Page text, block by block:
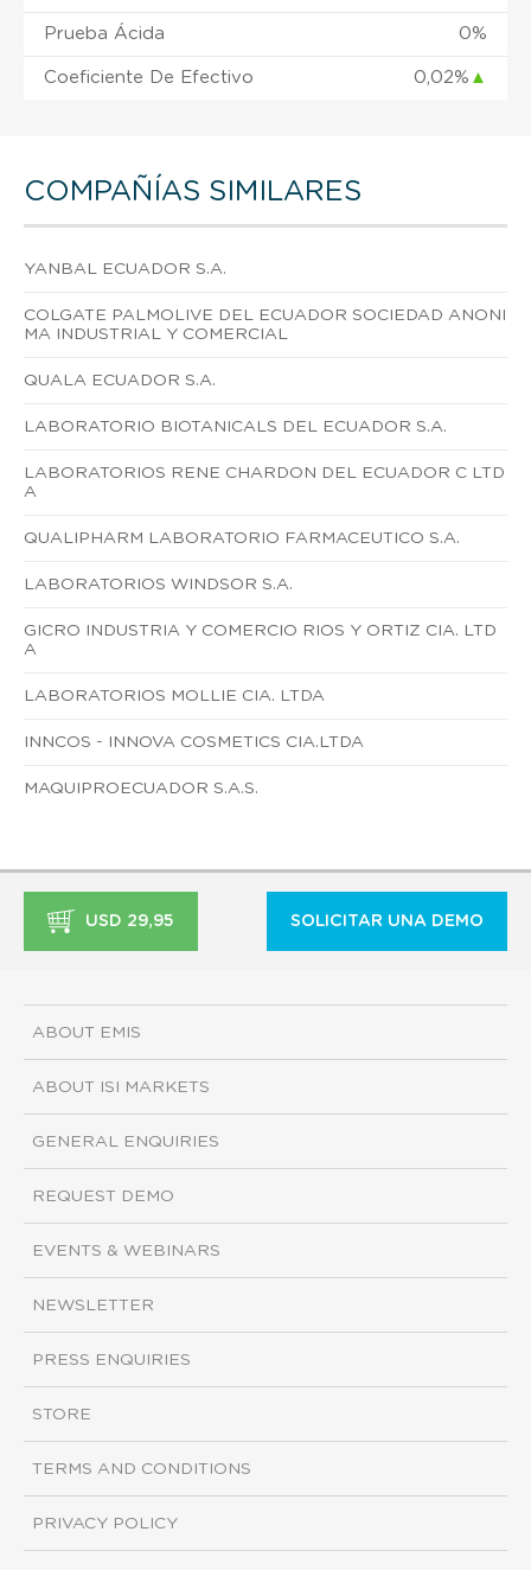
Prueba Ácida 0%
Coeficiente De Efectivo 0,02% ▲
COMPAÑÍAS SIMILARES
YANBAL ECUADOR S.A.
COLGATE PALMOLIVE DEL ECUADOR SOCIEDAD ANONI
MA INDUSTRIAL Y COMERCIAL
QUALA ECUADOR S.A.
LABORATORIO BIOTANICALS DEL ECUADOR S.A.
LABORATORIOS RENE CHARDON DEL ECUADOR C LTD
A
QUALIPHARM LABORATORIO FARMACEUTICO S.A.
LABORATORIOS WINDSOR S.A.
GICRO INDUSTRIA Y COMERCIO RIOS Y ORTIZ CIA. LTD
A
LABORATORIOS MOLLIE CIA. LTDA
INNCOS - INNOVA COSMETICS CIA.LTDA
MAQUIPROECUADOR S.A.S.
USD 29,95 SOLICITAR UNA DEMO
ABOUT EMIS
ABOUT ISI MARKETS
GENERAL ENQUIRIES
REQUEST DEMO
EVENTS & WEBINARS
NEWSLETTER
PRESS ENQUIRIES
STORE
TERMS AND CONDITIONS
PRIVACY POLICY